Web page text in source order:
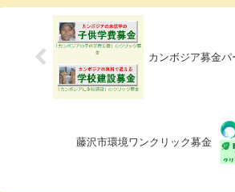
カンボジア募金パ
藤沢市環境ワンクリック募金